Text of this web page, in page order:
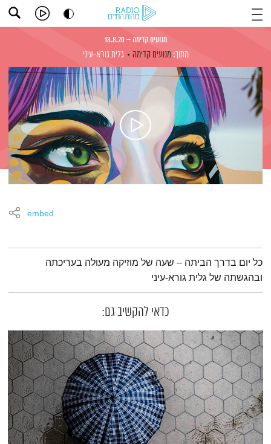
מנועים קדימה – 18.8.20
מתוך: מנועים קדימה גלית גורא-עיני
embed
תמצית הפודקאסט
כל יום בדרך הביתה – שעה של מוזיקה מעולה בעריכתה
ובהגשתה של גלית גורא-עיני
כדאי להקשיב גם: